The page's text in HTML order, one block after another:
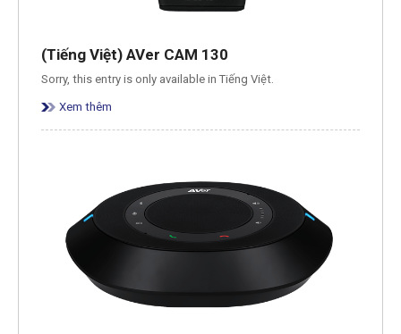
(Tiếng Việt) AVer CAM 130
Sorry, this entry is only available in Tiếng Việt.
Xem thêm